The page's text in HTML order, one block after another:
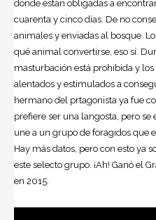
donde están obligadas a
cuarenta y cinco días. De no
animales y enviadas al bosque.
qué animal convertirse, eso sí.
masturbación está prohibida y
alentados y estimulados a
hermano del prtagonista ya fue
prefiere ser una langosta, pero se
une a un grupo de foragidos que
Hay más datos, pero con esto ya
este selecto grupo. ¡Ah! Ganó el
en 2015.